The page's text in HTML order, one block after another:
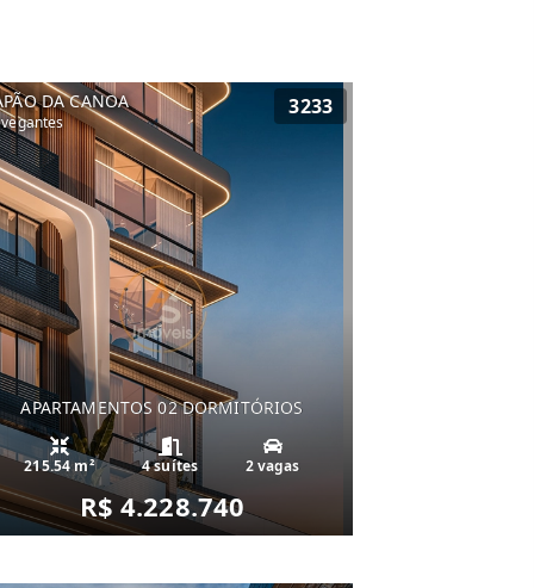
DA CANOA 3233
APARTAMENTOS 02 DORMITÓRIOS
215.54 m² 4 suítes 2 vagas
R$ 4.228.740